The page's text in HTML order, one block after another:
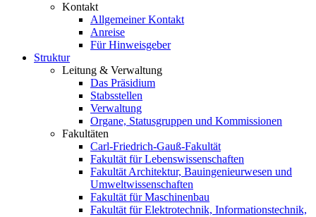
Kontakt
Allgemeiner Kontakt
Anreise
Für Hinweisgeber
Struktur
Leitung & Verwaltung
Das Präsidium
Stabsstellen
Verwaltung
Organe, Statusgruppen und Kommissionen
Fakultäten
Carl-Friedrich-Gauß-Fakultät
Fakultät für Lebenswissenschaften
Fakultät Architektur, Bauingenieurwesen und
Umweltwissenschaften
Fakultät für Maschinenbau
Fakultät für Elektrotechnik, Informationstechnik,